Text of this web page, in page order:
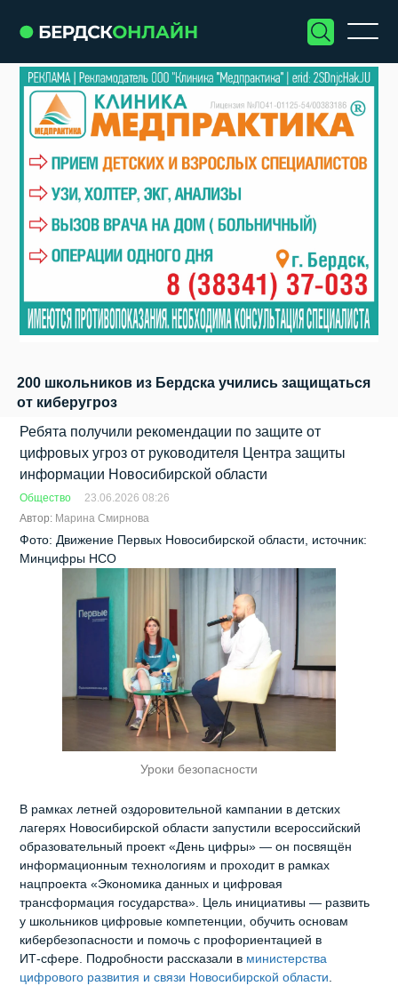
200 школьников из Бердска учились защищаться
от киберугроз
Ребята получили рекомендации по защите от
цифровых угроз от руководителя Центра защиты
информации Новосибирской области
Общество
23.06.2026 08:26
Автор: Марина Смирнова
Фото: Движение Первых Новосибирской области, источник:
Минцифры НСО
Уроки безопасности
В рамках летней оздоровительной кампании в детских
лагерях Новосибирской области запустили всероссийский
образовательный проект «День цифры» — он посвящён
информационным технологиям и проходит в рамках
нацпроекта «Экономика данных и цифровая
трансформация государства». Цель инициативы — развить
у школьников цифровые компетенции, обучить основам
кибербезопасности и помочь с профориентацией в
ИТ‑сфере. Подробности рассказали в министерства
цифрового развития и связи Новосибирской области